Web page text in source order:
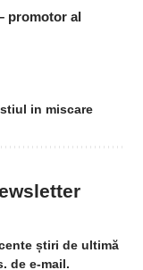
promotor al
in miscare
știri de ultimă
de e-mail.